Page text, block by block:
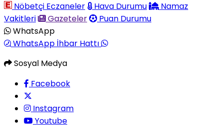
Nöbetçi Eczaneler
Hava Durumu
Namaz
Vakitleri
Gazeteler
Puan Durumu
WhatsApp
WhatsApp İhbar Hattı
Sosyal Medya
Facebook
Instagram
Youtube